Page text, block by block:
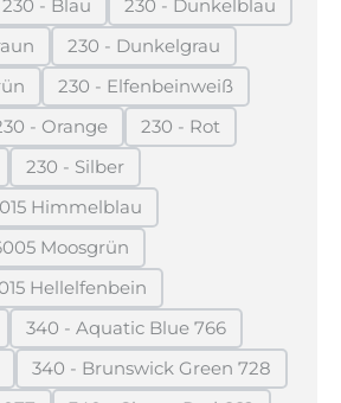
ist zurzeit nicht verfügbar.)
230 - Blau
(Diese Option ist zurzeit nicht
230 - Dunkelblau
(Diese Option ist
ist zurzeit nicht verfügbar.)
230 - Dunkelgrau
(Diese Option ist zurzeit
ist zurzeit nicht verfügbar.)
230 - Elfenbeinweiß
(Diese Option ist zurzeit
ist zurzeit nicht verfügbar.)
- Orange
(Diese Option ist zurzeit nicht
230 - Rot
(Diese Option ist
ist zurzeit nicht verfügbar.)
230 - Silber
(Diese Option ist zurzeit nicht
Himmelblau
(Diese Option ist zurzeit nicht verfügbar.)
Moosgrün
Option ist zurzeit nicht verfügbar.)
Hellelfenbein
(Diese Option ist zurzeit nicht verfügbar.)
ist zurzeit nicht verfügbar.)
340 - Aquatic Blue 766
(Diese Option ist zurzeit
ist zurzeit nicht verfügbar.)
340 - Brunswick Green 728
(Diese Option ist zurzeit